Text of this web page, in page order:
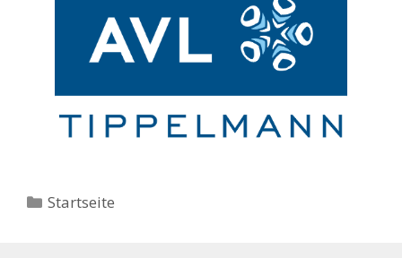
Kategorien
Startseite